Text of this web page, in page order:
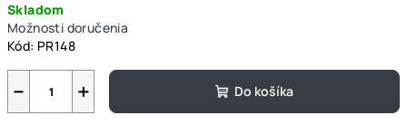
cena:
Skladom
Možnosti doručenia
Kód: PR148
+
− Do košíka